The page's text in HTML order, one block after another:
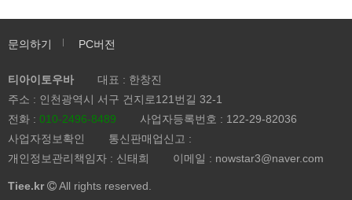
문의하기 PC버전
티아이토우바
대표 : 한창진
주소 : 인천광역시 서구 건지로121번길 32-1
전화 : 010-2496-8489
사업자등록번호 : 122-29-82036
사업자정보확인
통신판매업신고 :
개인정보관리책임자 : 신태희
이메일 : nowstar3@naver.com
Tiee.kr All rights reserved.